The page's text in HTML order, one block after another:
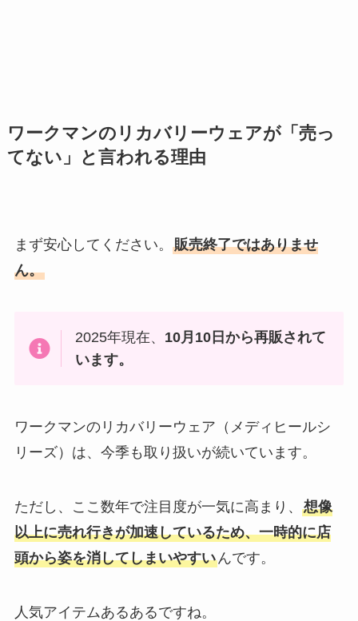
ワークマンのリカバリーウェアが「売っ
てない」と言われる理由
まず安心してください。 販売終了ではありませ
ん。
2025年現在、 10月10日から再販されて
います。
ワークマンのリカバリーウェア（メディヒールシ
リーズ）は、今季も取り扱いが続いています。
ただし、ここ数年で注目度が一気に高まり、 想像
以上に売れ行きが加速しているため、一時的に店
頭から姿を消してしまいやすいんです。
人気アイテムあるあるですね。